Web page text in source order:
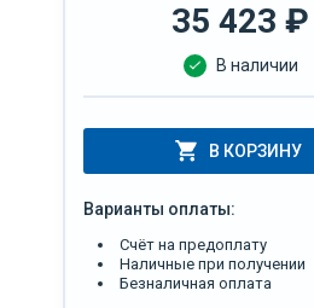
35 423 ₽
В наличии
В КОРЗИНУ
Варианты оплаты:
Счёт на предоплату
Наличные при получении
Безналичная оплата